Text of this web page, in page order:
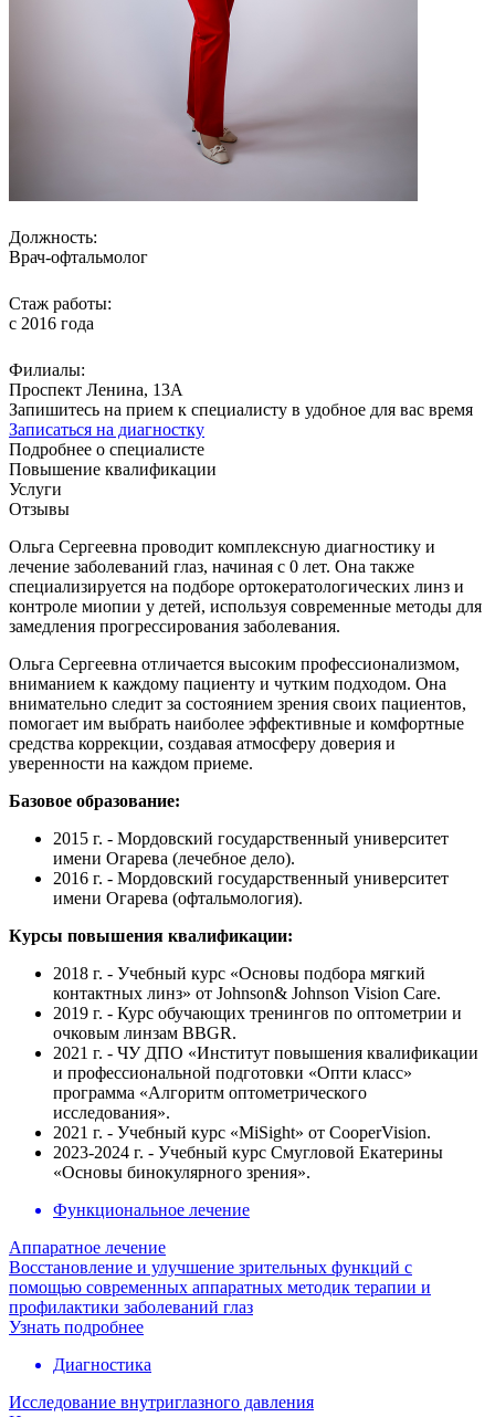
Должность:
Врач-офтальмолог
Стаж работы:
с 2016 года
Филиалы:
Проспект Ленина, 13А
Запишитесь на прием к специалисту в удобное для вас время
Записаться на диагностку
Подробнее о специалисте
Повышение квалификации
Услуги
Отзывы
Ольга Сергеевна проводит комплексную диагностику и
лечение заболеваний глаз, начиная с 0 лет. Она также
специализируется на подборе ортокератологических линз и
контроле миопии у детей, используя современные методы для
замедления прогрессирования заболевания.
Ольга Сергеевна отличается высоким профессионализмом,
вниманием к каждому пациенту и чутким подходом. Она
внимательно следит за состоянием зрения своих пациентов,
помогает им выбрать наиболее эффективные и комфортные
средства коррекции, создавая атмосферу доверия и
уверенности на каждом приеме.
Базовое образование:
2015 г. - Мордовский государственный университет
имени Огарева (лечебное дело).
2016 г. - Мордовский государственный университет
имени Огарева (офтальмология).
Курсы повышения квалификации:
2018 г. - Учебный курс «Основы подбора мягкий
контактных линз» от Johnson& Johnson Vision Care.
2019 г. - Курс обучающих тренингов по оптометрии и
очковым линзам BBGR.
2021 г. - ЧУ ДПО «Институт повышения квалификации
и профессиональной подготовки «Опти класс»
программа «Алгоритм оптометрического
исследования».
2021 г. - Учебный курс «MiSight» от CooperVision.
2023-2024 г. - Учебный курс Смугловой Екатерины
«Основы бинокулярного зрения».
Функциональное лечение
Аппаратное лечение
Восстановление и улучшение зрительных функций с
помощью современных аппаратных методик терапии и
профилактики заболеваний глаз
Узнать подробнее
Диагностика
Исследование внутриглазного давления